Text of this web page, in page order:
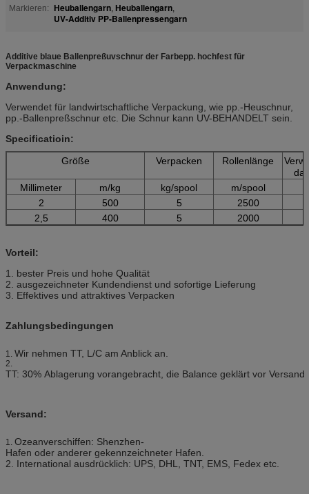
Markieren:
Heuballengarn, Heuballengarn,
UV-Additiv PP-Ballenpressengarn
Additive blaue Ballenpreßuvschnur der Farbepp. hochfest für
Verpackmaschine
Anwendung:
Verwendet für landwirtschaftliche Verpackung, wie pp.-Heuschnur,
pp.-Ballenpreßschnur etc. Die Schnur kann UV-BEHANDELT sein.
Specificatioin:
Größe
Verpacken Rollenlänge
Millimeter
m/kg kg/spool m/spool
2
500 5 2500
2,5
400 5 2000
Vorteil:
1. bester Preis und hohe Qualität
2. ausgezeichneter Kundendienst und sofortige Lieferung
3. Effektives und attraktives Verpacken
Zahlungsbedingungen
1. Wir nehmen TT, L/C am Anblick an.
2.
TT: 30% Ablagerung vorangebracht, die Balance geklärt vor Versand
Versand:
1. Ozeanverschiffen: Shenzhen-
Hafen oder anderer gekennzeichneter Hafen.
2. International ausdrücklich: UPS, DHL, TNT, EMS, Fedex etc.